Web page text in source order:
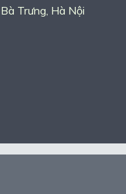
Trưng, Hà Nội